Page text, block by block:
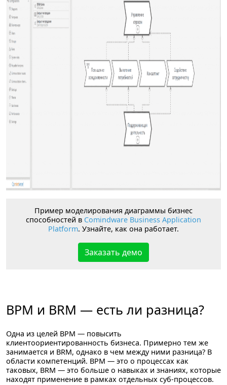
Пример моделирования диаграммы бизнес
способностей в Comindware Business Application
Platform. Узнайте, как она работает.
Заказать демо
BPM и BRM — есть ли разница?
Одна из целей BPM — повысить
клиентоориентированность бизнеса. Примерно тем же
занимается и BRM, однако в чем между ними разница? В
области компетенций. BPM — это о процессах как
таковых, BRM — это больше о навыках и знаниях, которые
находят применение в рамках отдельных суб-процессов.